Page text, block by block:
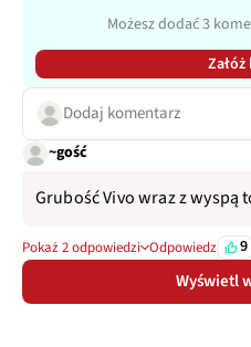
Możesz dodać 3
Dodaj komentarz
~gość
Grubość Vivo wraz z wyspą
Pokaż 2 odpowiedzi Odpowiedz 9
Wyświetl